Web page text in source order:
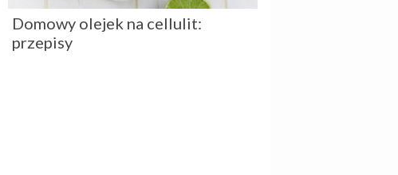
Domowy olejek na cellulit:
przepisy